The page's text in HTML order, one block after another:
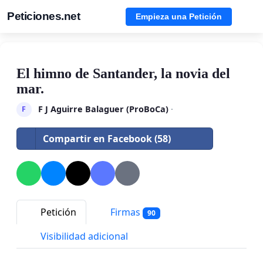
Peticiones.net Empieza una Petición
El himno de Santander, la novia del
mar.
F F J Aguirre Balaguer (ProBoCa)·
Compartir en Facebook (58)
Petición Firmas 90
Visibilidad adicional